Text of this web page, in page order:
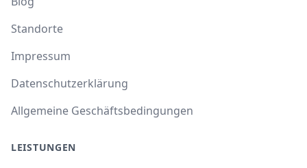
Standorte
Impressum
Datenschutzerklärung
Allgemeine Geschäftsbedingungen
LEISTUNGEN